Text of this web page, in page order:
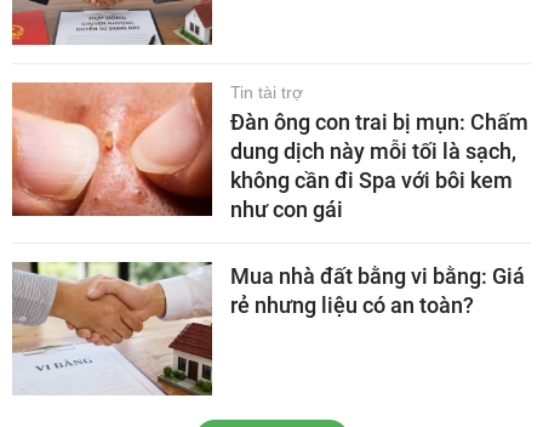
Tin tài trợ
Đàn ông con trai bị mụn: Chấm
dung dịch này mỗi tối là sạch,
không cần đi Spa với bôi kem
như con gái
Mua nhà đất bằng vi bằng: Giá
rẻ nhưng liệu có an toàn?